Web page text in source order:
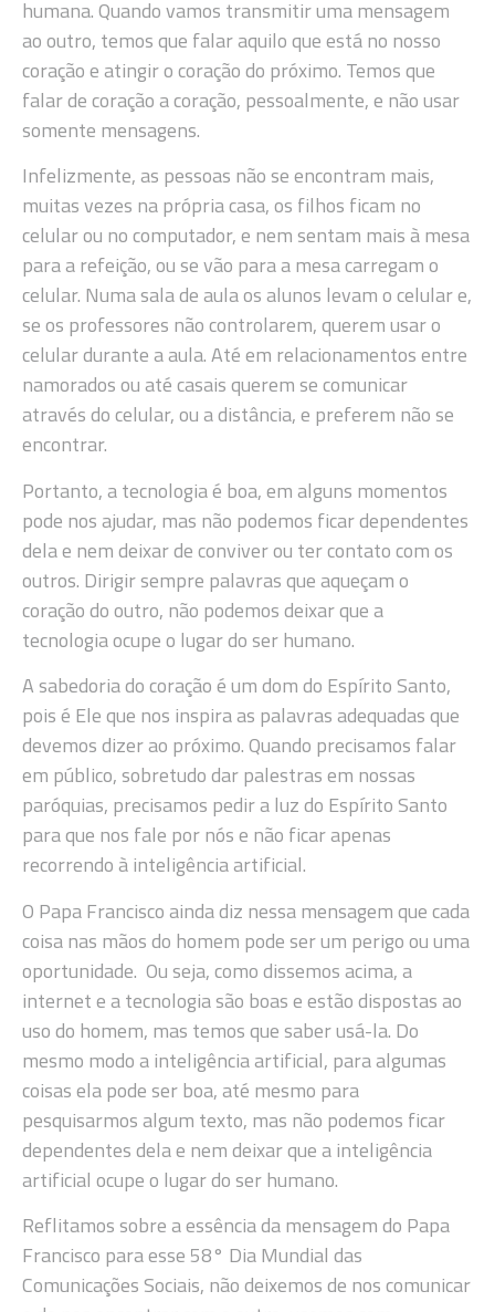
humana. Quando vamos transmitir uma mensagem
ao outro, temos que falar aquilo que está no nosso
coração e atingir o coração do próximo. Temos que
falar de coração a coração, pessoalmente, e não usar
somente mensagens.
Infelizmente, as pessoas não se encontram mais,
muitas vezes na própria casa, os filhos ficam no
celular ou no computador, e nem sentam mais à mesa
para a refeição, ou se vão para a mesa carregam o
celular. Numa sala de aula os alunos levam o celular e,
se os professores não controlarem, querem usar o
celular durante a aula. Até em relacionamentos entre
namorados ou até casais querem se comunicar
através do celular, ou a distância, e preferem não se
encontrar.
Portanto, a tecnologia é boa, em alguns momentos
pode nos ajudar, mas não podemos ficar dependentes
dela e nem deixar de conviver ou ter contato com os
outros. Dirigir sempre palavras que aqueçam o
coração do outro, não podemos deixar que a
tecnologia ocupe o lugar do ser humano.
A sabedoria do coração é um dom do Espírito Santo,
pois é Ele que nos inspira as palavras adequadas que
devemos dizer ao próximo. Quando precisamos falar
em público, sobretudo dar palestras em nossas
paróquias, precisamos pedir a luz do Espírito Santo
para que nos fale por nós e não ficar apenas
recorrendo à inteligência artificial.
O Papa Francisco ainda diz nessa mensagem que cada
coisa nas mãos do homem pode ser um perigo ou uma
oportunidade. Ou seja, como dissemos acima, a
internet e a tecnologia são boas e estão dispostas ao
uso do homem, mas temos que saber usá-la. Do
mesmo modo a inteligência artificial, para algumas
coisas ela pode ser boa, até mesmo para
pesquisarmos algum texto, mas não podemos ficar
dependentes dela e nem deixar que a inteligência
artificial ocupe o lugar do ser humano.
Reflitamos sobre a essência da mensagem do Papa
Francisco para esse 58° Dia Mundial das
Comunicações Sociais, não deixemos de nos comunicar